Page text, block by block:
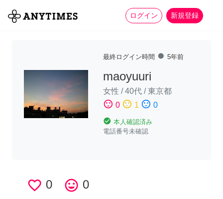
ログイン 新規登録
全て 家事 more_horiz
最終ログイン時間 fiber_manual_record 5年前
maoyuuri
女性 /40代 /東京都
sentiment_satisfied 0 sentiment_neutral 1 sentiment_dissatisfied 0
check_circle 本人確認済み
電話番号未確認
favorite_border 0 tag_faces 0